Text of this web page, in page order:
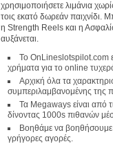
χρησιμοποιήσετε λιμάνια
τοις εκατό δωρεάν παιχνίδι.
η Strength Reels και η
αυξάνεται.
Το OnLineslotspilot.com
χρήματα για το online
Αρχική όλα τα
συμπεριλαμβανομένης της
Τα Megaways είναι από
δίνοντας 1000s πιθανών
Βοηθάμε να βοηθήσουμε
γρήγορες αγορές.